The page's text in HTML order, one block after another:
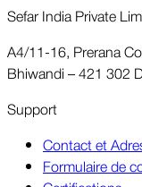
Sefar India Private
A4/11-16, Prerana
Bhiwandi – 421 302
Support
Contact et
Formulaire de